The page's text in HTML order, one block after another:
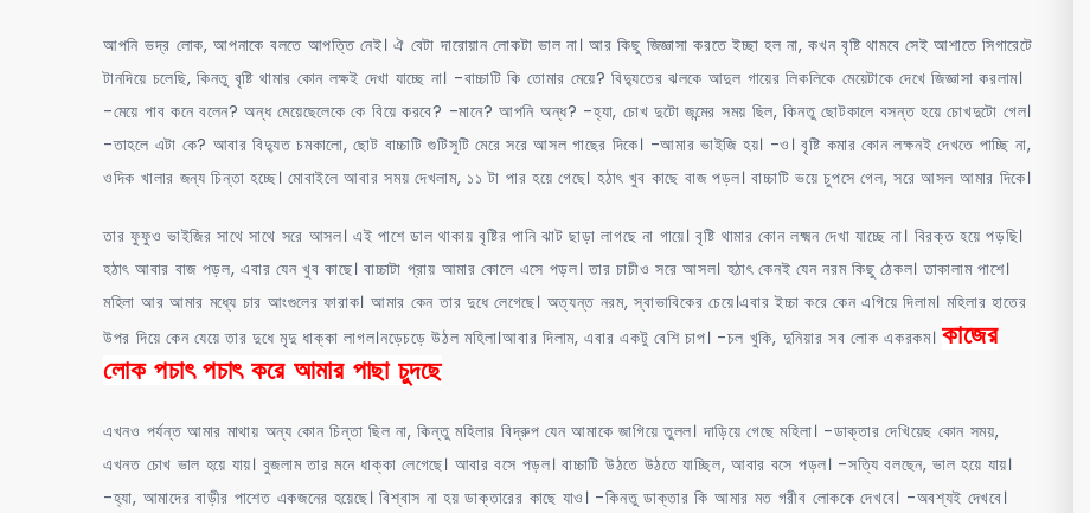
আপনি ভদ্র লোক, আপনাকে বলতে আপত্তি নেই। ঐ বেটা দারোয়ান লোকটা ভাল না। আর কিছু জিজ্ঞাসা করতে ইচ্ছা হল না, কখন বৃষ্টি থামবে সেই আশাতে সিগারেটে
টানদিয়ে চলেছি, কিনতু বৃষ্টি থামার কোন লক্ষই দেখা যাচ্ছে না। -বাচ্চাটি কি তোমার মেয়ে? বিদ্যুতের ঝলকে আদুল গায়ের লিকলিকে মেয়েটাকে দেখে জিজ্ঞাসা করলাম।
-মেয়ে পাব কনে বলেন? অন্ধ মেয়েছেলেকে কে বিয়ে করবে? -মানে? আপনি অন্ধ? -হ্যা, চোখ দুটো জন্মের সময় ছিল, কিনতু ছোটকালে বসন্ত হয়ে চোখদুটো গেল।
-তাহলে এটা কে? আবার বিদ্যুত চমকালো, ছোট বাচ্চাটি গুটিসুটি মেরে সরে আসল গাছের দিকে। -আমার ভাইজি হয়। -ও। বৃষ্টি কমার কোন লক্ষনই দেখতে পাচ্ছি না,
ওদিক খালার জন্য চিন্তা হচ্ছে। মোবাইলে আবার সময় দেখলাম, ১১ টা পার হয়ে গেছে। হঠাৎ খুব কাছে বাজ পড়ল। বাচ্চাটি ভয়ে চুপসে গেল, সরে আসল আমার দিকে।
তার ফুফুও ভাইজির সাথে সাথে সরে আসল। এই পাশে ডাল থাকায় বৃষ্টির পানি ঝাট ছাড়া লাগছে না গায়ে। বৃষ্টি থামার কোন লক্ষ্মন দেখা যাচ্ছে না। বিরক্ত হয়ে পড়ছি।
হঠাৎ আবার বাজ পড়ল, এবার যেন খুব কাছে। বাচ্চাটা প্রায় আমার কোলে এসে পড়ল। তার চাচীও সরে আসল। হঠাৎ কেনই যেন নরম কিছু ঠেকল। তাকালাম পাশে।
মহিলা আর আমার মধ্যে চার আংগুলের ফারাক। আমার কেন তার দুধে লেগেছে। অত্যন্ত নরম, স্বাভাবিকের চেয়ে।এবার ইচ্চা করে কেন এগিয়ে দিলাম। মহিলার হাতের
উপর দিয়ে কেন যেয়ে তার দুধে মৃদু ধাক্কা লাগল।নড়েচড়ে উঠল মহিলা।আবার দিলাম, এবার একটু বেশি চাপ। -চল খুকি, দুনিয়ার সব লোক একরকম।কাজের
লোক পচাৎ পচাৎ করে আমার পাছা চুদছে
এখনও পর্যন্ত আমার মাথায় অন্য কোন চিন্তা ছিল না, কিন্তু মহিলার বিদ্রুপ যেন আমাকে জাগিয়ে তুলল। দাড়িয়ে গেছে মহিলা। -ডাক্তার দেখিয়েছ কোন সময়,
এখনত চোখ ভাল হয়ে যায়। বুজলাম তার মনে ধাক্কা লেগেছে। আবার বসে পড়ল। বাচ্চাটি উঠতে উঠতে যাচ্ছিল, আবার বসে পড়ল। -সত্যি বলছেন, ভাল হয়ে যায়।
-হ্যা, আমাদের বাড়ীর পাশেত একজনের হয়েছে। বিশ্বাস না হয় ডাক্তারের কাছে যাও। -কিনতু ডাক্তার কি আমার মত গরীব লোককে দেখবে। -অবশ্যই দেখবে।